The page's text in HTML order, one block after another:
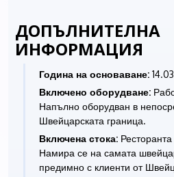
ДОПЪЛНИТЕЛНА
ИНФОРМАЦИЯ
Година на основаване:
Включено оборудване:
Напълно оборудван в
Швейцарската граница.
Включена стока:
Намира се на самата
предимно с клиенти от